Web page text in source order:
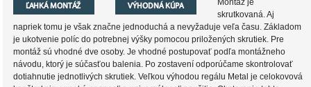
Montáž je
skrutkovaná. Aj
napriek tomu je však značne jednoduchá a nevyžaduje veľa času. Základom
je ukotvenie políc do potrebnej výšky pomocou priložených skrutiek. Pre
montáž sú vhodné dve osoby. Je vhodné postupovať podľa montážneho
návodu, ktorý je súčasťou balenia. Po zostavení odporúčame skontrolovať
dotiahnutie jednotlivých skrutiek. Veľkou výhodou regálu Metal je celokovová